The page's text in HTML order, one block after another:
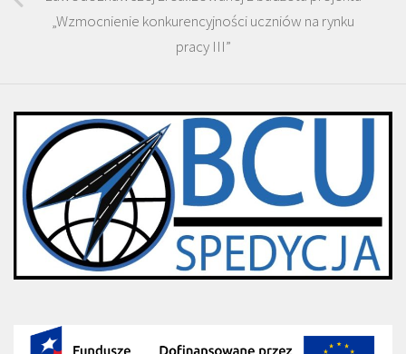
„Wzmocnienie konkurencyjności uczniów na rynku
pracy III”